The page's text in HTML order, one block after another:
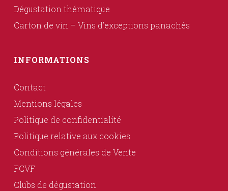
Dégustation thématique
Carton de vin – Vins d’exceptions panachés
INFORMATIONS
Contact
Mentions légales
Politique de confidentialité
Politique relative aux cookies
Conditions générales de Vente
FCVF
Clubs de dégustation